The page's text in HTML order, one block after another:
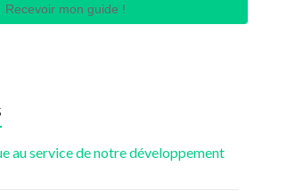
Recevoir mon guide !
au service de notre développement